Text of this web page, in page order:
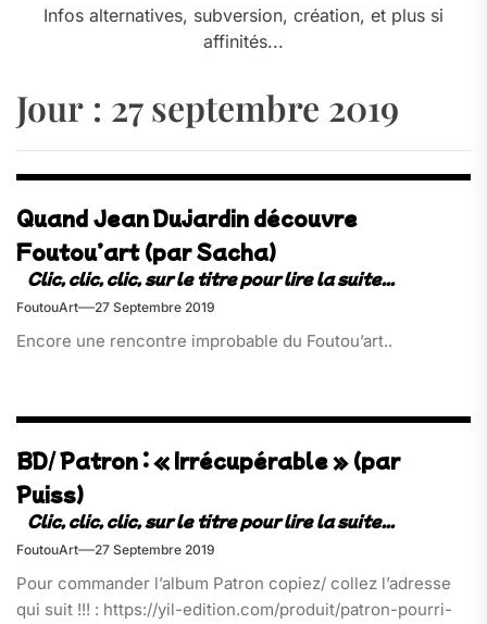
Infos alternatives, subversion, création, et plus si
affinités...
Jour : 27 septembre 2019
Quand Jean Dujardin découvre
Foutou’art (par Sacha)
FoutouArt 27 Septembre 2019
Encore une rencontre improbable du Foutou’art..
BD/ Patron : « Irrécupérable » (par
Puiss)
FoutouArt 27 Septembre 2019
Pour commander l’album Patron copiez/ collez l’adresse
qui suit !!! : https://yil-edition.com/produit/patron-pourri-